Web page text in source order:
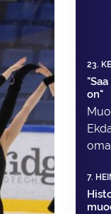
23.
on"
7.